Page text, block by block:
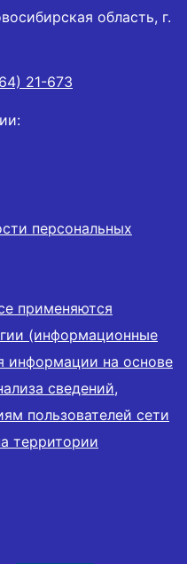
область, г.
21-673
персональных
применяются
(информационные
информации на основе
сведений,
пользователей сети
территории